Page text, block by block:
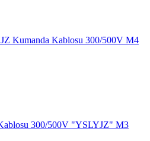
Kumanda Kablosu 300/500V M4
300/500V "YSLYJZ" M3